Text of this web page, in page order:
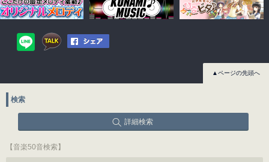
▲ページの先頭へ
検索
詳細検索
【音楽50音検索】